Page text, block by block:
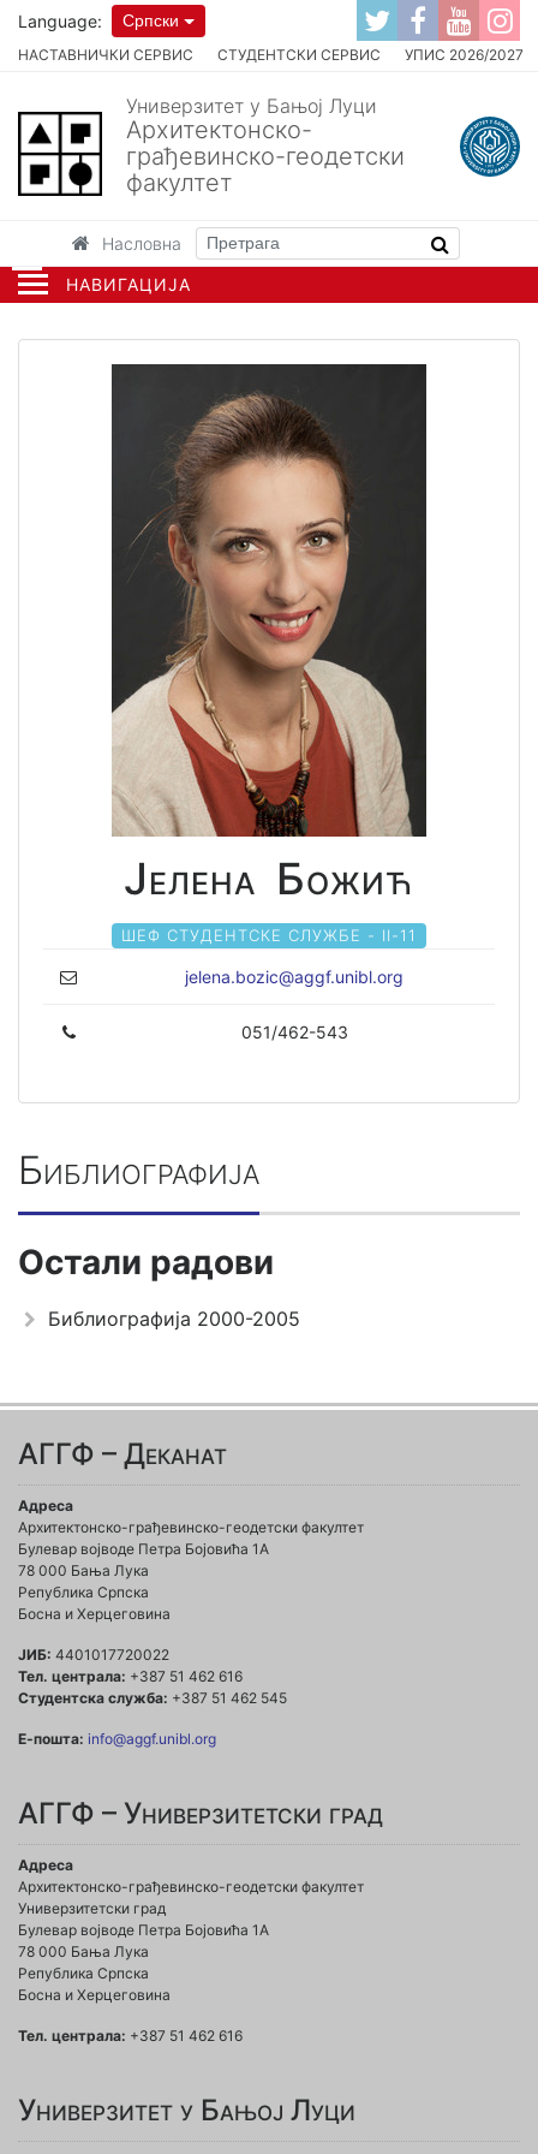
НАВИГАЦИЈА
НАСТАВНИЧКИ СЕРВИС СТУДЕНТСКИ СЕРВИС УПИС 2026/2027
Language: Српски
Универзитет у Бањој Луци
Архитектонско-
грађевинско-геодетски
факултет
Насловна
Јелена Божић
ШЕФ СТУДЕНТСКЕ СЛУЖБЕ - II-11
jelena.bozic@aggf.unibl.org
051/462-543
Библиографија
Остали радови
Библиографија 2000-2005
АГГФ – Деканат
Адреса
Архитектонско-грађевинско-геодетски факултет
Булевар војводе Петра Бојовића 1A
78 000 Бања Лука
Република Српска
Босна и Херцеговина
ЈИБ: 4401017720022
Тел. централа: +387 51 462 616
Студентска служба: +387 51 462 545
Е-пошта: info@aggf.unibl.org
АГГФ – Универзитетски град
Адреса
Архитектонско-грађевинско-геодетски факултет
Универзитетски град
Булевар војводе Петра Бојовића 1A
78 000 Бања Лука
Република Српска
Босна и Херцеговина
Тел. централа: +387 51 462 616
Универзитет у Бањој Луци